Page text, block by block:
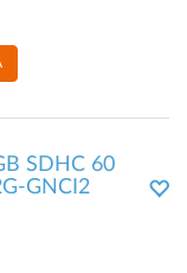
SDHC 60
GNCI2